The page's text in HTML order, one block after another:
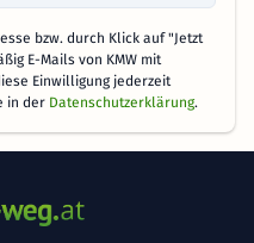
bzw. durch Klick auf "Jetzt
E-Mails von KMW mit
Einwilligung jederzeit
in der Datenschutzerklärung.